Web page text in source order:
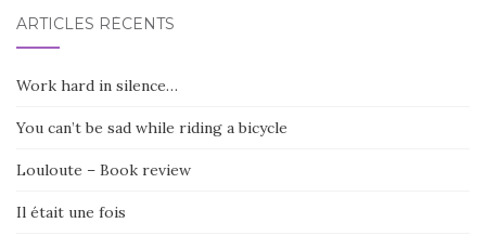
ARTICLES RÉCENTS
Work hard in silence…
You can’t be sad while riding a bicycle
Louloute – Book review
Il était une fois